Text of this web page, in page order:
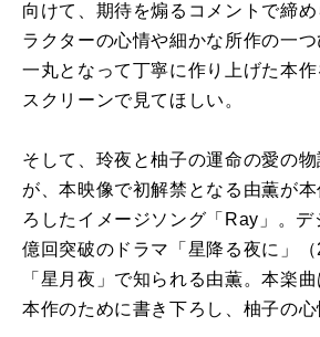
向けて、期待を煽るコメントで締
ラクターの心情や細かな所作の一
一丸となって丁寧に作り上げた本
スクリーンで見てほしい。
そして、玲夜と柚子の運命の愛の
が、本映像で初解禁となる由薫が
ろしたイメージソング「Ray」。
億回突破のドラマ「星降る夜に」
「星月夜」で知られる由薫。本楽
本作のために書き下ろし、柚子の心